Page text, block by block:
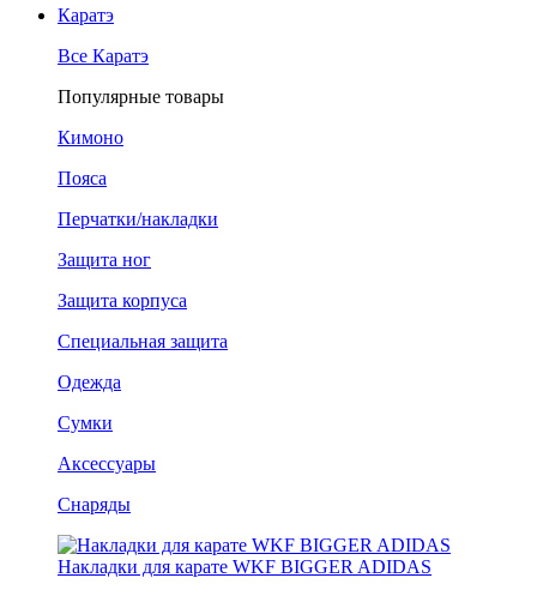
Каратэ
Все Каратэ
Популярные товары
Кимоно
Пояса
Перчатки/накладки
Защита ног
Защита корпуса
Специальная защита
Одежда
Сумки
Аксессуары
Снаряды
Накладки для карате WKF BIGGER ADIDAS